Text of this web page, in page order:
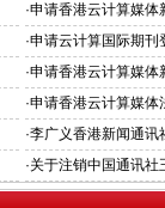
·申请香港云计算媒体
·申请云计算国际期刊
·申请香港云计算媒体
·申请香港云计算媒体
·李广义香港新闻通讯
·关于注销中国通讯社